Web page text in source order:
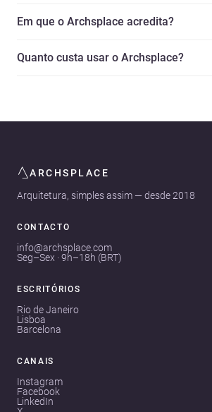
Em que o Archsplace acredita?
Quanto custa usar o Archsplace?
ARCHSPLACE
Arquitetura, simples assim — desde 2018
CONTACTO
info@archsplace.com
Seg–Sex · 9h–18h (BRT)
ESCRITÓRIOS
Rio de Janeiro
Lisboa
Barcelona
CANAIS
Instagram
Facebook
LinkedIn